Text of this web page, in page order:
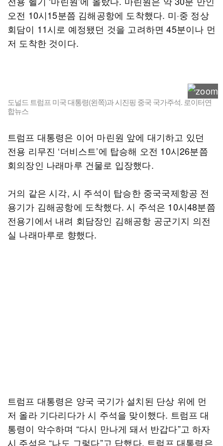
오전 10시15분쯤 김해공항에 도착했다. 미·중 정상
회담이 11시로 예정됐던 것을 고려하면 45분이나 먼
저 도착한 것이다.
도널드 트럼프 미국 대통령(왼쪽)과 시진핑 중국 국가주석. 로이터연
합뉴스
트럼프 대통령은 이어 마린원 앞에 대기하고 있던
전용 리무진 ‘더비스트’에 탑승해 오전 10시26분쯤
회의장인 나래마루 건물로 입장했다.
거의 같은 시각, 시 주석이 탑승한 중국국제항공 전
용기가 김해공항에 도착했다. 시 주석은 10시48분쯤
전용기에서 내려 회담장인 김해공항 공군기지 의전
실 나래마루로 향했다.
트럼프 대통령은 양국 국기가 설치된 단상 위에 먼
저 올라 기다리다가 시 주석을 맞이했다. 트럼프 대
통령이 악수하며 “다시 만나게 돼서 반갑다”고 하자
시 주석은 “나도 그렇다”고 답했다. 트럼프 대통령은